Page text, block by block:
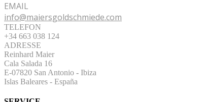
EMAIL
info@maiersgoldschmiede.com
TELEFON
+34 663 038 124
ADRESSE
Reinhard Maier
Cala Salada 16
E-07820 San Antonio - Ibiza
Islas Baleares - España